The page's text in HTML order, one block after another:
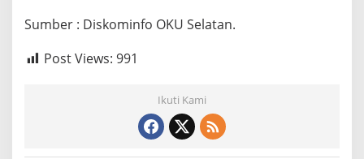
Sumber : Diskominfo OKU Selatan.
Post Views: 991
Ikuti Kami